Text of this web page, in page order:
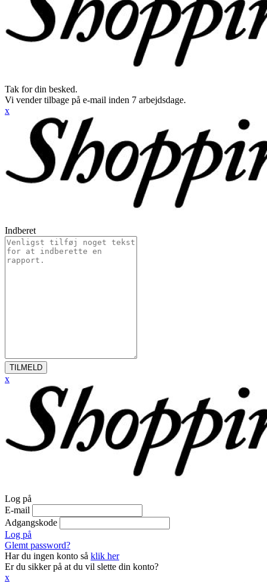
Tak for din besked.
Vi vender tilbage på e-mail inden 7 arbejdsdage.
x
Indberet
TILMELD
x
Log på
E-mail
Adgangskode
Log på
Glemt password?
Har du ingen konto så klik her
Er du sikker på at du vil slette din konto?
x